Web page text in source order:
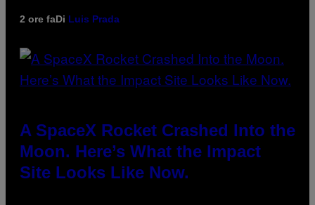
2 ore faDi Luis Prada
A SpaceX Rocket Crashed Into the
Moon. Here’s What the Impact
Site Looks Like Now.